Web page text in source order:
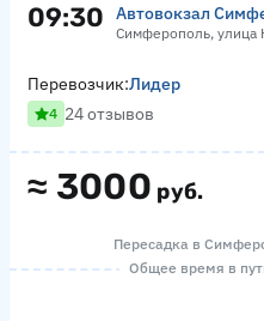
09:30 Автовокзал
Симферополь, улица
≈ 3000 руб.
Перевозчик:Лидер
4 24 отзывов
Пересадка в
Общее время в